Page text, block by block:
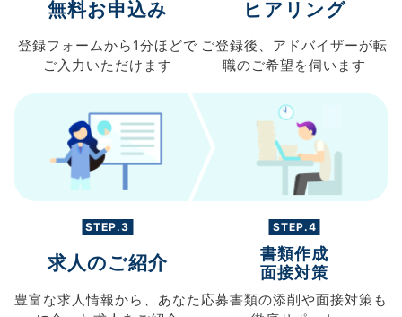
無料お申込み
登録フォームから 1分ほどで
ご入力 いただけます
ヒアリング
ご登録後、 アドバイザーが転
職のご希望を伺います
STEP.3
求人のご紹介
豊富な求人情報から、 あなた
STEP.4
書類作成
面接対策
応募書類の添削や面接対策も